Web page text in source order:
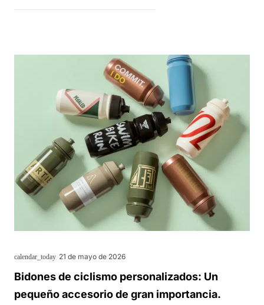
calendar_today 21 de mayo de 2026
Bidones de ciclismo personalizados: Un
pequeño accesorio de gran importancia.